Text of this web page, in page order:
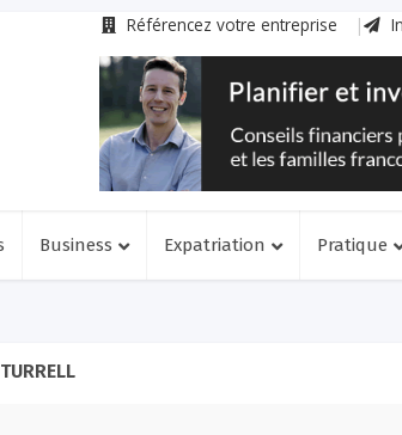
Référencez votre entreprise
Business Expatriation Pratique